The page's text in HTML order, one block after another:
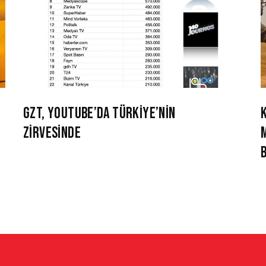
GZT, YOUTUBE’DA TÜRKİYE’NİN
ZİRVESİNDE